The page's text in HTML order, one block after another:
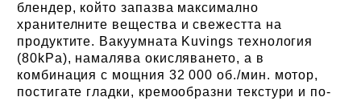
блендер, койтозапазва максимално
хранителните вещества и свежестта на
продуктите. Вакуумната Kuvings технология
(80kPa), намалява окисляването, а в
комбинация с мощния 32 000 об./мин. мотор,
постигате гладки, кремообразни текстури и по-